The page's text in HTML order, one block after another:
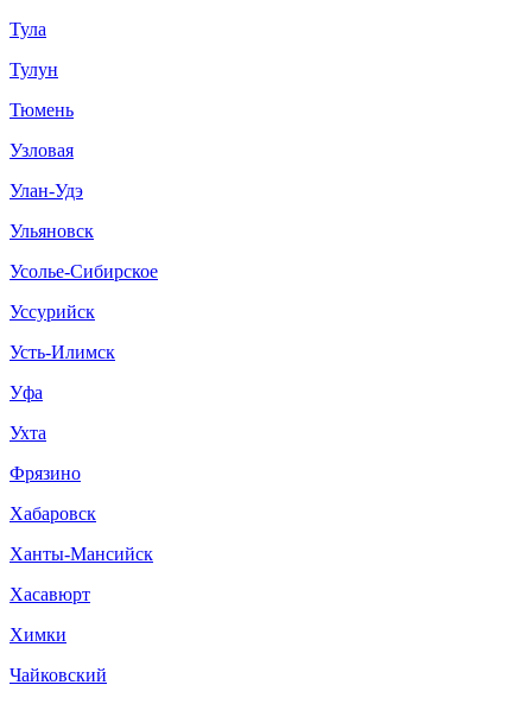
Тула
Тулун
Тюмень
Узловая
Улан-Удэ
Ульяновск
Усолье-Сибирское
Уссурийск
Усть-Илимск
Уфа
Ухта
Фрязино
Хабаровск
Ханты-Мансийск
Хасавюрт
Химки
Чайковский